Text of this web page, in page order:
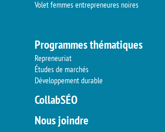
Volet femmes entrepreneures noires
Programmes thématiques
Repreneuriat
Études de marchés
Développement durable
CollabSÉO
Nous joindre